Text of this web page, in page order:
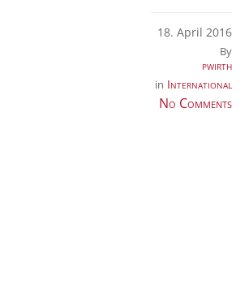
18. April 2016
By
pwirth
in International
No Comments